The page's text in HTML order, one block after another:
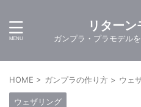
リター
ガンプラ・プラモデル
HOME > ガンプラの作り方 > ウェ
ウェザリング